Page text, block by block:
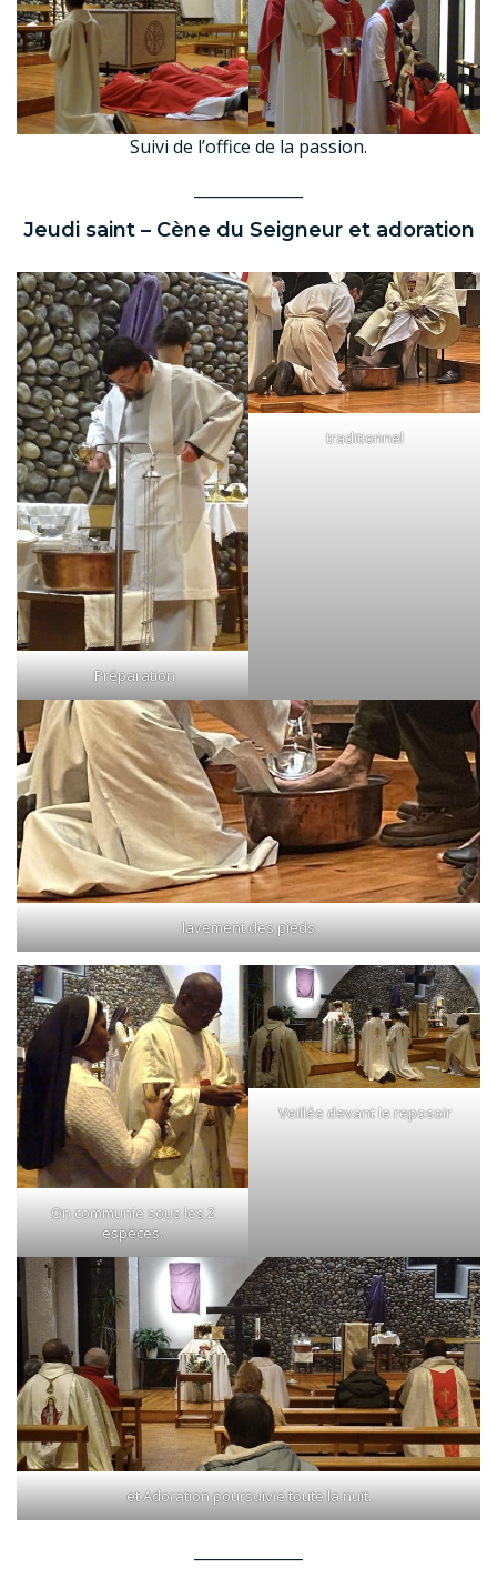
Suivi de l’office de la passion.
Jeudi saint – Cène du Seigneur et adoration
Préparation
traditionnel
lavement des pieds
On communie sous les 2
espèces.
Veillée devant le reposoir
et Adoration poursuivie toute la nuit.